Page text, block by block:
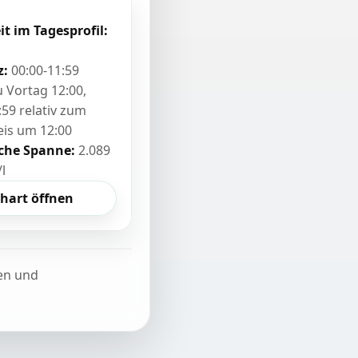
im Tagesprofil:
00:00-11:59
Vortag 12:00,
relativ zum
um 12:00
Spanne: 2.089
öffnen
und